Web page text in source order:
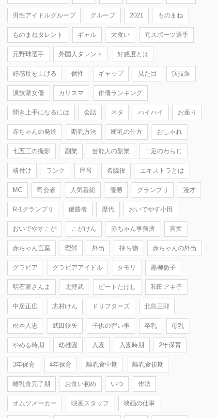
男性アイドルグループ グループ 2021 ものまね
ものまねタレント ギャル 大食い 元スポーツ選手
元野球選手 外国人タレント 好感度とは
好感度を上げる 個性 ギャップ 見た目 演技派
演技派女優 カリスマ 俳優ランキング
聞き上手になるには 会話 ネタ ハイハイ お座り
赤ちゃんの発達 断乳方法 断乳の仕方 おしゃれ
七五三の撮影 副業 芸能人の副業 二足のわらじ
格付け ランク 屋号 名脇役 エキストラとは
MC 司会者 人気番組 優勝 グランプリ 漫才
R-1グランプリ 優勝者 歴代 おいでやす小田
おいでやすこが こがけん 赤ちゃん事務所 言葉
赤ちゃん言葉 理解 外出 持ち物 赤ちゃんの外出
グラビア グラビアアイドル タモリ 黒柳徹子
明石家さんま 北野武 ビートたけし 和田アキ子
中居正広 志村けん ドリフターズ 北島三郎
松本人志 武田鉄矢 子供の習い事 卒乳 母乳
やめる時期 幼稚園 入園 入園時期 2年保育
3年保育 4年保育 離乳食中期 離乳食後期
離乳食完了期 お食い初め いつ 作法
オムツメーカー 映画スタッフ 映画の仕事